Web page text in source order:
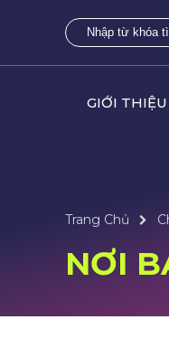
GIỚI THIỆU
Trang Chủ
NƠI